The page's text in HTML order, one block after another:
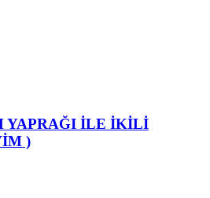
YAPRAĞI İLE İKİLİ
)